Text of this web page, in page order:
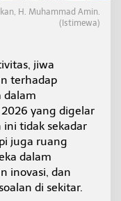
H. Muhammad Amin.
(Istimewa)
jiwa
terhadap
dalam
2026 yang digelar
ini tidak sekadar
juga ruang
dalam
inovasi, dan
di sekitar.